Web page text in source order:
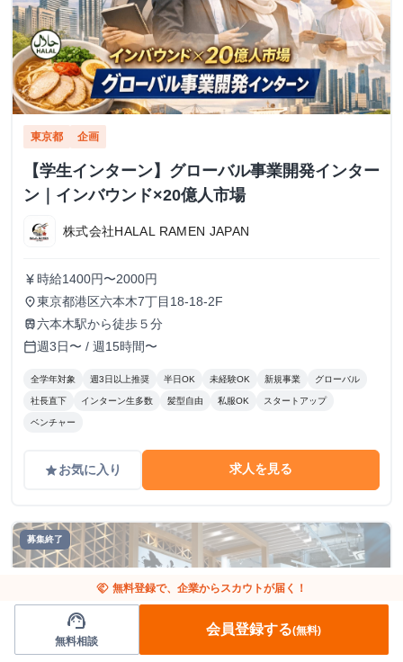
東京都 企画
【学生インターン】グローバル事業開発インター
ン｜インバウンド×20億人市場
株式会社HALAL RAMEN JAPAN
currency_yen 時給1400円〜2000円
place東京都港区六本木7丁目18-18-2F
train六本木駅から徒歩５分
calendar_today週3日〜 / 週15時間〜
全学年対象 週3日以上推奨 半日OK 未経験OK 新規事業 グローバル
社長直下 インターン生多数 髪型自由 私服OK スタートアップ
ベンチャー
gradeお気に入り 求人を見る
募集終了
handshake 無料登録で、企業からスカウトが届く！
support_agent
無料相談
会員登録する(無料)